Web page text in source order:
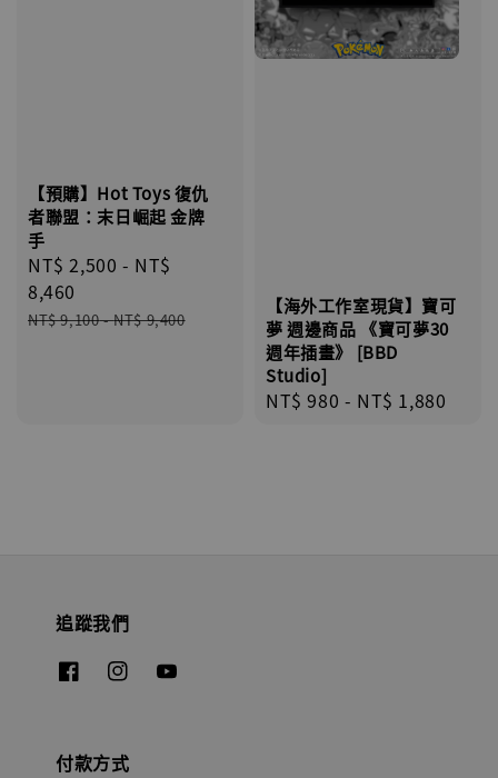
【預購】Hot Toys 復仇
者聯盟：末日崛起 金牌
手
Sale
price
NT$ 2,500 - NT$
8,460
Regular
NT$ 9,100-NT$ 9,400
【海外工作室現貨】寶可
夢 週邊商品 《寶可夢30
週年插畫》 [BBD
Studio]
Regular
NT$ 980 - NT$ 1,880
追蹤我們
付款方式